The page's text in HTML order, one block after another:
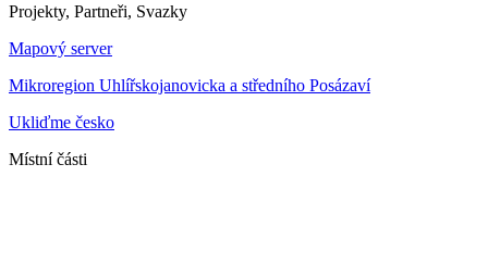
Projekty, Partneři, Svazky
Mapový server
Mikroregion Uhlířskojanovicka a středního Posázaví
Ukliďme česko
Místní části